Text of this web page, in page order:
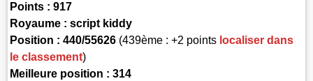
Points : 917
Royaume : script kiddy
Position : 440/55626 (439ème : +2 points localiser dans
le classement)
Meilleure position : 314